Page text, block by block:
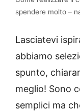
spendere molto –
Lasciatevi
abbiamo
spunto,
meglio! Sono
semplici ma